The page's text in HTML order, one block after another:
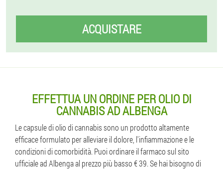
ACQUISTARE
EFFETTUA UN ORDINE PER OLIO DI
CANNABIS AD ALBENGA
Le capsule di olio di cannabis sono un prodotto altamente
efficace formulato per alleviare il dolore, l'infiammazione e le
condizioni di comorbidità. Puoi ordinare il farmaco sul sito
ufficiale ad Albenga al prezzo più basso € 39. Se hai bisogno di